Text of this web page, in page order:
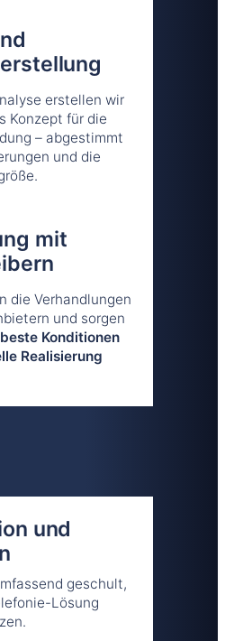
erstellen wir
Konzept für die
– abgestimmt
und die
mit
die Verhandlungen
und sorgen
beste Konditionen
Realisierung
und
geschult,
Lösung